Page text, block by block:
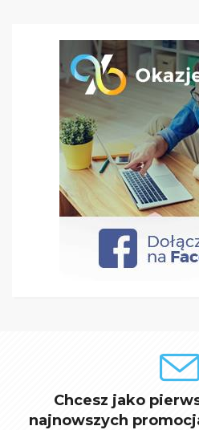
Chcesz jako
najnowszych